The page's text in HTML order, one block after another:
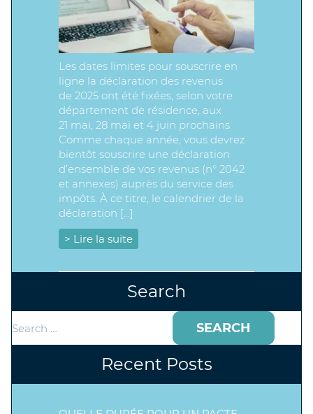
Les dates limites pour souscrire en
ligne la déclaration des revenus
de 2025 ont été fixées, selon votre
département de résidence, aux
21 mai, 28 mai et 4 juin prochains.
Comme chaque année, vous devrez
bientôt souscrire une déclaration
d’ensemble de vos revenus (n° 2042
et annexes) auprès du service des
impôts. À ce titre, le calendrier de la
déclaration […]
> Lire la suite
Search
for:
Recent Posts